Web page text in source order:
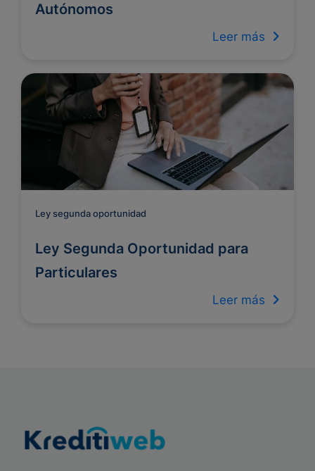
Autónomos
Leer más
Ley segunda oportunidad
Ley Segunda Oportunidad para
Particulares
Leer más